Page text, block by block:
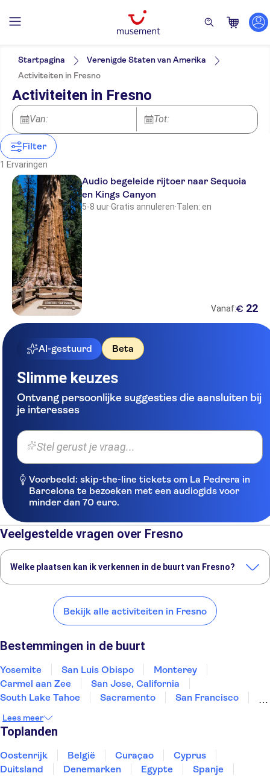
Filters
Min.
Ticketopties
Tour met audiogids
Free cancellation
Instant confirmation
Categorieën
Taal
Engels
Startpagina
Verenigde Staten van Amerika
Activiteiten in Fresno
Activiteiten in Fresno
Van: Tot:
Filter
1 Ervaringen
Audio begeleide rijtoer naar Sequoia
en Kings Canyon
5-8 uur·Gratis annuleren·Talen: en
Vanaf:€ 22
AI-gestuurd Beta
Slimme keuzes
Ontvang persoonlijke suggesties die aansluiten bij
je interesses
Stel gerust je vraag...
Voorbeeld: skip-the-line tickets om La Pedrera in
Barcelona te bezoeken met een audiogids voor
minder dan 70 euro.
Veelgestelde vragen over Fresno
Welke plaatsen kan ik verkennen in de buurt van Fresno?
buurt van Fresno:
San Luis Obispo
Bekijk alle activiteiten in Fresno
Bestemmingen in de buurt
Yosemite San Luis Obispo
Monterey
Carmel aan Zee
San Jose, California
South Lake Tahoe
Sacramento
San Francisco
Napa
Lees meer
Toplanden
Oostenrijk België Curaçao
Cyprus
Duitsland
Denemarken Egypte
Spanje